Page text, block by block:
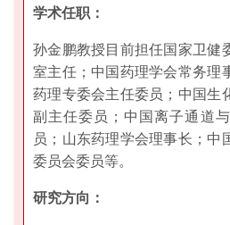
学术任职：
孙金鹏教授目前担任国家卫健
室主任；中国药理学会常务理
药理专委会主任委员；中国生
副主任委员；中国离子通道
员；山东药理学会理事长；中
委员会委员等。
研究方向：